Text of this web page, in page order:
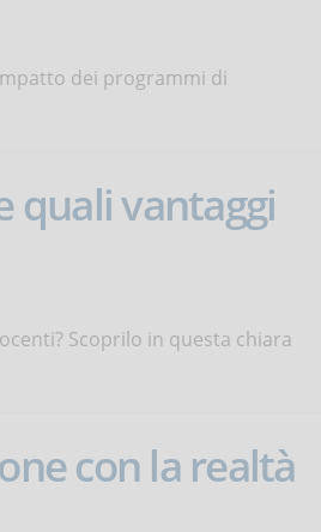
dei programmi di
quali vantaggi
Scoprilo in questa chiara
con la realtà